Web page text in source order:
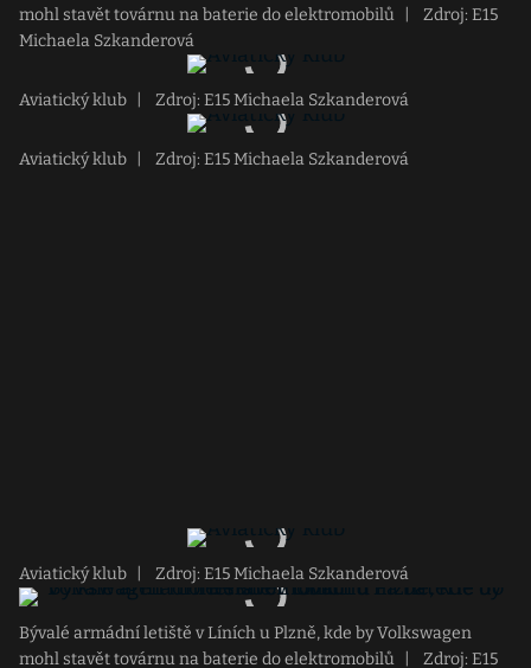
mohl stavět továrnu na baterie do elektromobilů
Zdroj: E15
Michaela Szkanderová
Aviatický klub Zdroj: E15 Michaela Szkanderová
Aviatický klub Zdroj: E15 Michaela Szkanderová
Aviatický klub Zdroj: E15 Michaela Szkanderová
Bývalé armádní letiště v Líních u Plzně, kde by Volkswagen
mohl stavět továrnu na baterie do elektromobilů
Zdroj: E15